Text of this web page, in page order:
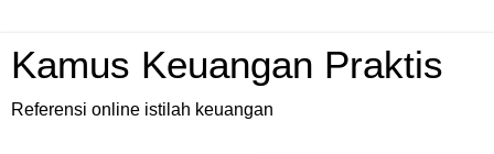
Kamus Keuangan Praktis
Referensi online istilah keuangan